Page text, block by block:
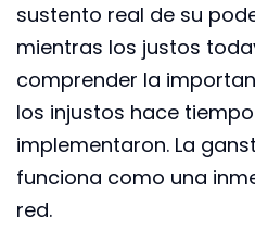
sustento real de su
mientras los justos
comprender la
los injustos hace
implementaron. La
funciona como una
red.